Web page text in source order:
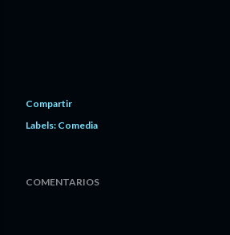
Compartir
Labels: Comedia
COMENTARIOS